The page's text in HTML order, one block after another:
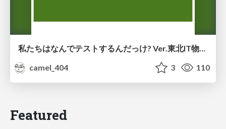
私たちはなんでテストするんだっけ? Ver.東北IT物産展2026 in 会津若松
camel_404
3 110
Featured